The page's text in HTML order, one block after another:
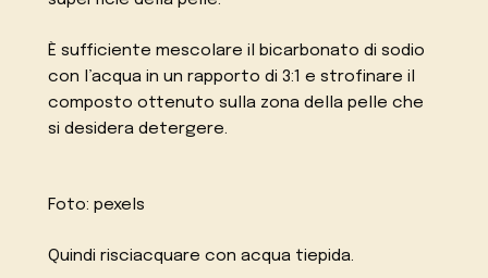
È sufficiente mescolare il bicarbonato di sodio
con l’acqua in un rapporto di 3:1 e strofinare il
composto ottenuto sulla zona della pelle che
si desidera detergere.
Foto: pexels
Quindi risciacquare con acqua tiepida.